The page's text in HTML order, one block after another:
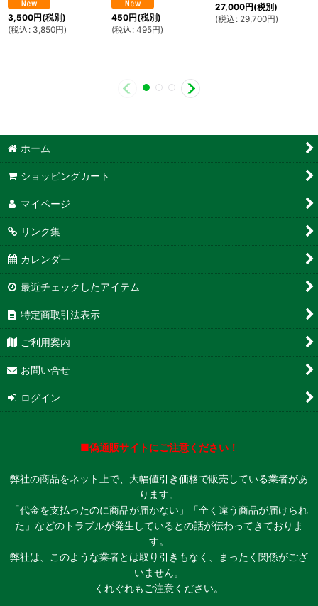
3,500円(税別)
(税込 : 3,850円)
450円(税別)
(税込 : 495円)
27,000円(税別)
(税込 : 29,700円)
ホーム
ショッピングカート
マイページ
リンク集
カレンダー
最近チェックしたアイテム
特定商取引法表示
ご利用案内
お問い合せ
ログイン
■偽通販サイトにご注意ください！
弊社の商品をネット上で、大幅値引き価格で販売している業者があ
ります。
「代金を支払ったのに商品が届かない」「全く違う商品が届けられ
た」などのトラブルが発生しているとの話が伝わってきておりま
す。
弊社は、このような業者とは取り引きもなく、まったく関係がござ
いません。
くれぐれもご注意ください。